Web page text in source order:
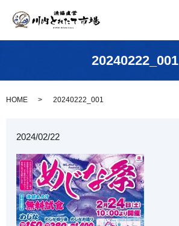
20240222_001
HOME 20240222_001
2024/02/22